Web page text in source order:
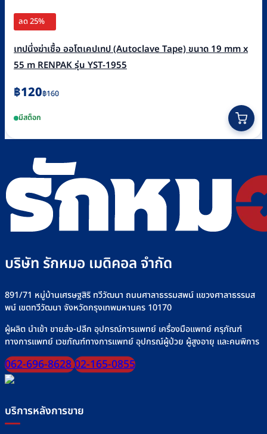
ลด 25%
เทปนึ่งฆ่าเชื้อ ออโตเคปเทป (Autoclave Tape) ขนาด 19 mm x
55 m RENPAK รุ่น YST-1955
฿160
Original
was:
฿160.
฿120
Current
is:
฿120.
มีสต็อก
บริษัท รักหมอ เมดิคอล จำกัด
891/71 หมู่บ้านเศรษฐสิริ ทวีวัฒนา ถนนศาลาธรรมสพน์ แขวงศาลาธรรมส
พน์ เขตทวีวัฒนา จังหวัดกรุงเทพมหานคร 10170
ผู้ผลิต นำเข้า ขายส่ง-ปลีก อุปกรณ์การแพทย์ เครื่องมือแพทย์ ครุภัณฑ์
ทางการแพทย์ เวชภัณฑ์ทางการแพทย์ อุปกรณ์ผู้ป่วย ผู้สูงอายุ และคนพิการ
062-696-862802-165-0855
บริการหลังการขาย